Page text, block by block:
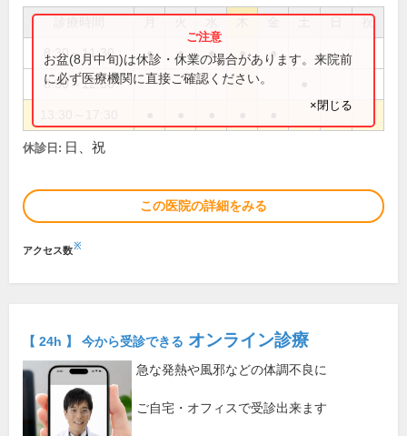
祝
8:30～11:30 ● ● ● ● ●
8:30～12:30
お盆(8月中旬)は休診・休業の場合があります。来院前
に必ず医療機関に直接ご確認ください。
×閉じる
休診日: 日、祝
この医院の詳細をみる
アクセス数※
【 24h 】 今から受診できる オンライン診療
急な発熱や風邪などの体調不良に
ご自宅・オフィスで受診出来ます